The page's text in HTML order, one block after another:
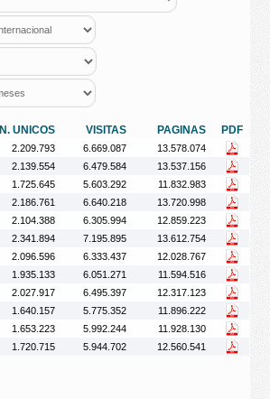
N. UNICOS VISITAS PAGINAS PDF
2.209.793 6.669.087
13.578.074
2.139.554 6.479.584
13.537.156
1.725.645 5.603.292
11.832.983
2.186.761 6.640.218
13.720.998
2.104.388 6.305.994
12.859.223
2.341.894 7.195.895
13.612.754
2.096.596 6.333.437
12.028.767
1.935.133 6.051.271
11.594.516
2.027.917 6.495.397
12.317.123
1.640.157 5.775.352
11.896.222
1.653.223 5.992.244
11.928.130
1.720.715 5.944.702 12.560.541